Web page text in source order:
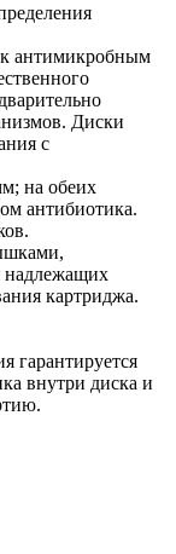
к антимикробным
Диски
с
на обеих
антибиотика.
надлежащих
картриджа.
гарантируется
внутри диска и